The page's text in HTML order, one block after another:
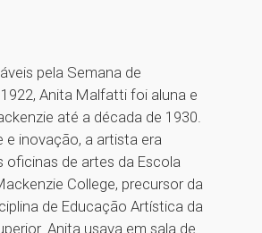
pela Semana de
Anita Malfatti foi aluna e
até a década de 1930.
e inovação, a artista era
oficinas de artes da Escola
College, precursor da
de Educação Artística da
Anita usava em sala de